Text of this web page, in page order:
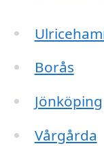
Borås
Jönköping
Vårgårda